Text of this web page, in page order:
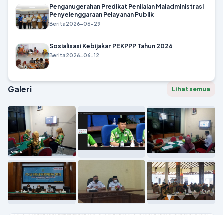
Penganugerahan Predikat Penilaian Maladministrasi
Penyelenggaraan Pelayanan Publik
Berita2026-06-29
Sosialisasi Kebijakan PEKPPP Tahun 2026
Berita2026-06-12
Galeri Lihat semua